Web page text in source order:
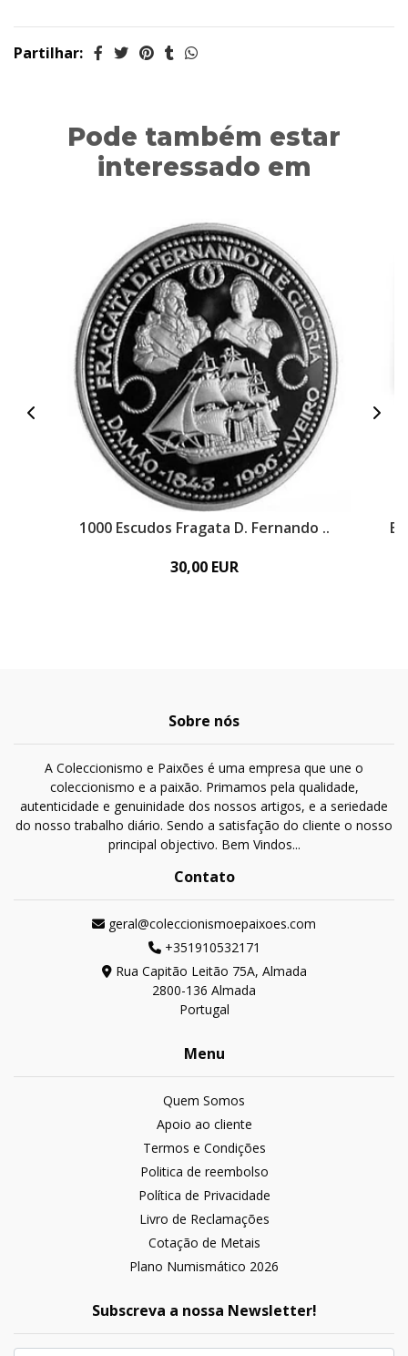
Partilhar:
Pode também estar
interessado em
1000 Escudos Fragata D. Fernando ..
30,00 EUR
Sobre nós
A Coleccionismo e Paixões é uma empresa que une o
coleccionismo e a paixão. Primamos pela qualidade,
autenticidade e genuinidade dos nossos artigos, e a seriedade
do nosso trabalho diário. Sendo a satisfação do cliente o nosso
principal objectivo. Bem Vindos...
Contato
geral@coleccionismoepaixoes.com
+351910532171
Rua Capitão Leitão 75A, Almada
2800-136 Almada
Portugal
Menu
Quem Somos
Apoio ao cliente
Termos e Condições
Politica de reembolso
Política de Privacidade
Livro de Reclamações
Cotação de Metais
Plano Numismático 2026
Subscreva a nossa Newsletter!